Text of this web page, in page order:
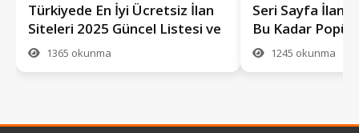
Türkiyede En İyi Ücretsiz İlan
Siteleri 2025 Güncel Listesi ve
MPFilo Farkı
1365 okunma
Seri Sayfa İlan
Bu Kadar
mpfilo.com
1245 okunma